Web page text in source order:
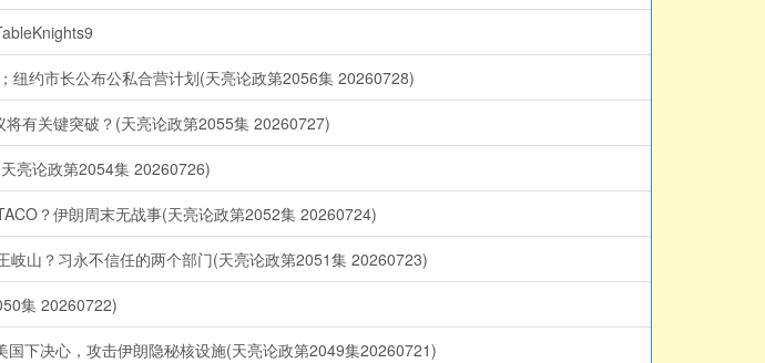
纽约市长公布公私合营计划(天亮论政第2056集 20260728)
有关键突破？(天亮论政第2055集 20260727)
亮论政第2054集 20260726)
？伊朗周末无战事(天亮论政第2052集 20260724)
山？习永不信任的两个部门(天亮论政第2051集 20260723)
集 20260722)
下决心，攻击伊朗隐秘核设施(天亮论政第2049集20260721)